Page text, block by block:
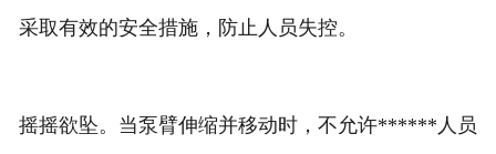
采取有效的安全措施，防止人员失控。
摇摇欲坠。当泵臂伸缩并移动时，不允许******人员